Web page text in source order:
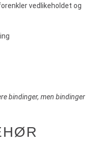
vedlikeholdet og
bindinger, men bindinger